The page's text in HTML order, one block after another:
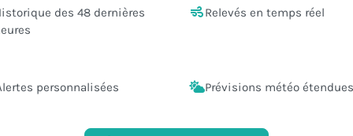
des 48 dernières
Relevés en temps réel
personnalisées Prévisions météo étendues